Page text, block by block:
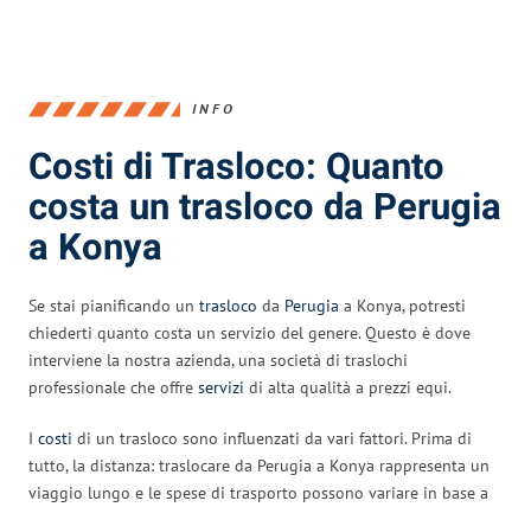
INFO
Costi di Trasloco: Quanto
costa un trasloco da Perugia
a Konya
Se stai pianificando un trasloco da Perugia a Konya, potresti
chiederti quanto costa un servizio del genere. Questo è dove
interviene la nostra azienda, una società di traslochi
professionale che offre servizi di alta qualità a prezzi equi.
I costi di un trasloco sono influenzati da vari fattori. Prima di
tutto, la distanza: traslocare da Perugia a Konya rappresenta un
viaggio lungo e le spese di trasporto possono variare in base a